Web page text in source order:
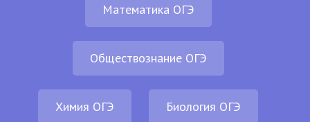
Математика ОГЭ
Обществознание ОГЭ
Химия ОГЭ Биология ОГЭ